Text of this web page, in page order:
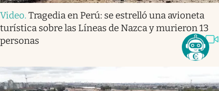
Video. Tragedia en Perú: se estrelló una avioneta
turística sobre las Líneas de Nazca y murieron 13
personas